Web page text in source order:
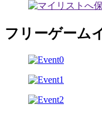
フリーゲーム